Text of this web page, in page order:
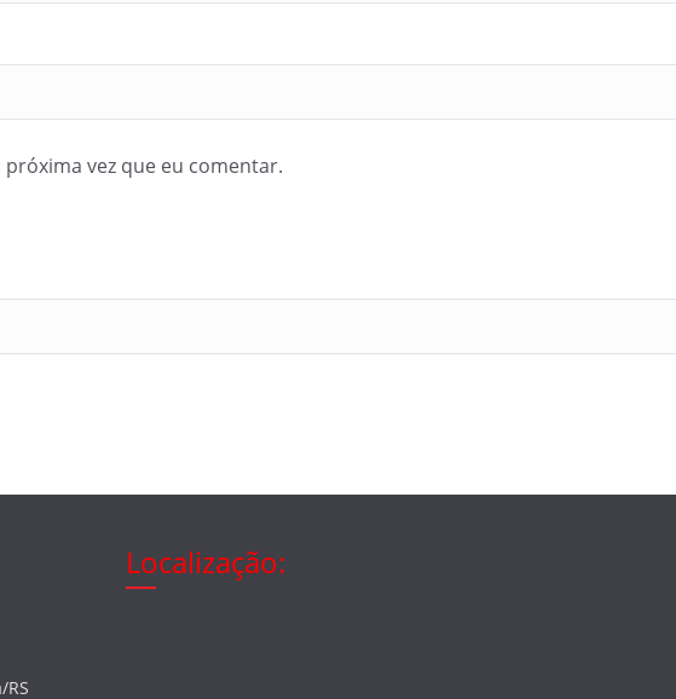
vez que eu comentar.
Localização: